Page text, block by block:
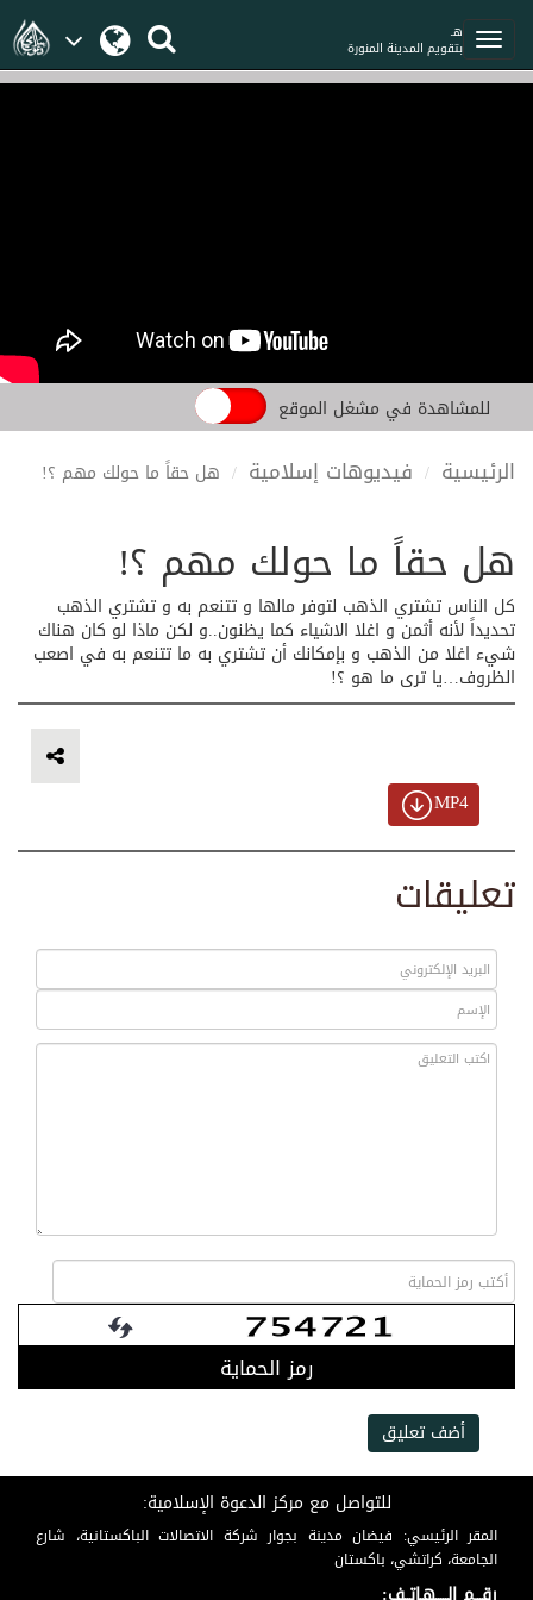
هـ
بتقويم المدينة المنورة
للمشاهدة في مشغل الموقع
الرئيسية فيديوهات إسلامية هل حقاً ما حولك مهم ؟!
هل حقاً ما حولك مهم ؟!
كل الناس تشتري الذهب لتوفر مالها و تتنعم به و تشتري الذهب
تحديداً لأنه أثمن و اغلا الاشياء كما يظنون..و لكن ماذا لو كان هناك
شيء اغلا من الذهب و بإمكانك أن تشتري به ما تتنعم به في اصعب
الظروف…يا ترى ما هو ؟!
MP4
تعليقات
رمز الحماية
أضف تعليق
للتواصل مع مركز الدعوة الإسلامية:
المقر الرئيسي: فيضان مدينة بجوار شركة الاتصالات الباكستانية، شارع
الجامعة، كراتشي، باكستان